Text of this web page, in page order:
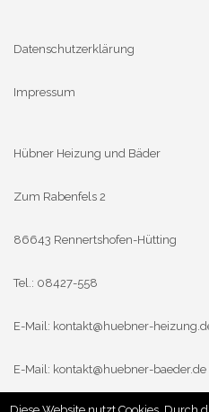
Datenschutzerklärung
Impressum
Hübner Heizung und Bäder
Zum Rabenfels 2
86643 Rennertshofen-Hütting
Tel.: 08427-558
E-Mail: kontakt@huebner-
E-Mail: kontakt@huebner-baeder.de